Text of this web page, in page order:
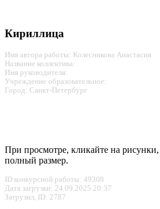
Кириллица
Имя автора работы: Колесникова Анастасия
Название коллектива:
Имя руководителя:
Учреждение образовательное:
Город: Санкт-Петербург
При просмотре, кликайте на рисунки,
полный размер.
ID конкурсной работы: 49308
Дата загрузки: 24.09.2025 20:37
Загрузил, ID: 2787